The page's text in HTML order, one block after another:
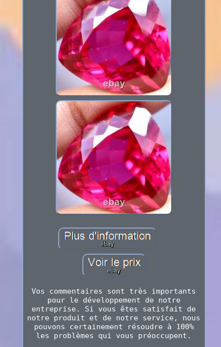
Vos commentaires sont très importants
pour le développement de notre
entreprise. Si vous êtes satisfait de
notre produit et de notre service, nous
pouvons certainement résoudre à 100%
les problèmes qui vous préoccupent.